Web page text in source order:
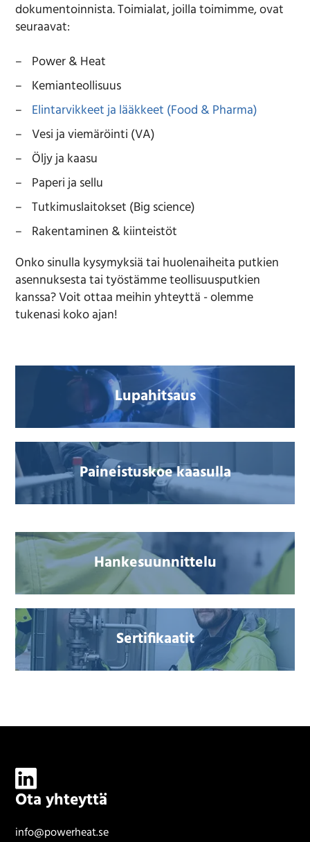
dokumentoinnista. Toimialat, joilla toimimme, ovat
seuraavat:
Power & Heat
Kemianteollisuus
Elintarvikkeet ja lääkkeet (Food & Pharma)
Vesi ja viemäröinti (VA)
Öljy ja kaasu
Paperi ja sellu
Tutkimuslaitokset (Big science)
Rakentaminen & kiinteistöt
Onko sinulla kysymyksiä tai huolenaiheita putkien
asennuksesta tai työstämme teollisuusputkien
kanssa? Voit ottaa meihin yhteyttä - olemme
tukenasi koko ajan!
Lupahitsaus
Paineistuskoe kaasulla
Hankesuunnittelu
Sertifikaatit
Ota yhteyttä
info@powerheat.se